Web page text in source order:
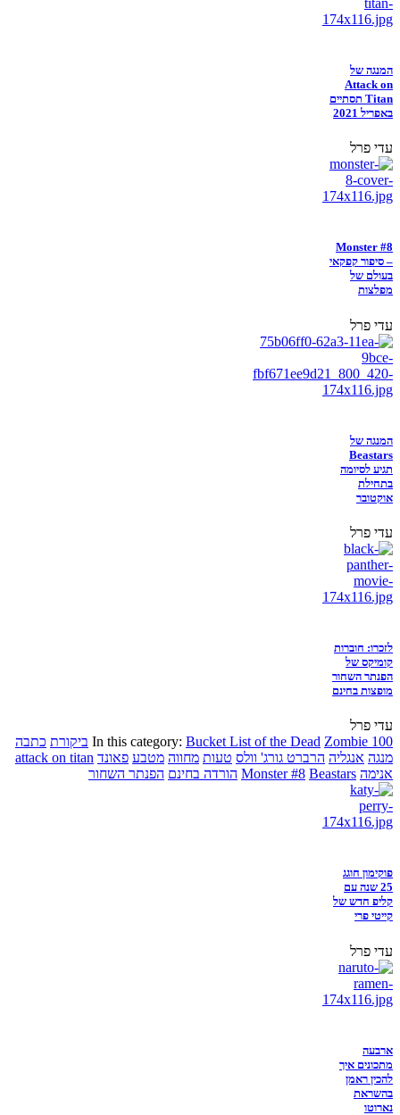
המנגה של
Attack on
Titan תסתיים
באפריל 2021
עדי פרל
Monster #8
– סיפור קפקאי
בעולם של
מפלצות
עדי פרל
המנגה של
Beastars
תגיע לסיומה
בתחילת
אוקטובר
עדי פרל
לזכרו: חוברות
קומיקס של
הפנתר השחור
מופצות בחינם
עדי פרל
In this category: Bucket List of the Dead Zombie 100 ביקורת כתבה
מנגה אנגליה הרברט גורג' וולס טעות מחווה מטבע פאונד attack on titan
אנימה
Monster #8 Beastars הורדה בחינם הפנתר השחור
פוקימון חוגג
25 שנה עם
קליפ חדש של
קייטי פרי
עדי פרל
ארבעה
מתכונים איך
להכין ראמן
בהשראת
נארוטו